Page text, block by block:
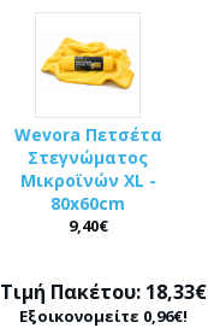
Wevora Πετσέτα
Στεγνώματος
Μικροϊνών XL -
80x60cm
9,40€
Τιμή Πακέτου: 18,33€
Εξοικονομείτε 0,96€!